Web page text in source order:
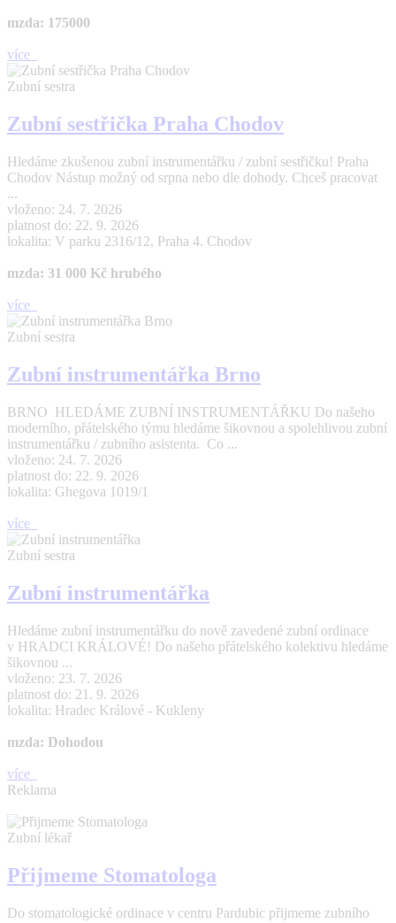
mzda: 175000
více
Zubní sestra
Zubní sestřička Praha Chodov
Hledáme zkušenou zubní instrumentářku / zubní sestřičku! Praha
Chodov Nástup možný od srpna nebo dle dohody. Chceš pracovat
...
vloženo: 24. 7. 2026
platnost do: 22. 9. 2026
lokalita: V parku 2316/12, Praha 4. Chodov
mzda: 31 000 Kč hrubého
více
Zubní sestra
Zubní instrumentářka Brno
BRNO HLEDÁME ZUBNÍ INSTRUMENTÁŘKU Do našeho
moderního, přátelského týmu hledáme šikovnou a spolehlivou zubní
instrumentářku / zubního asistenta. Co ...
vloženo: 24. 7. 2026
platnost do: 22. 9. 2026
lokalita: Ghegova 1019/1
více
Zubní sestra
Zubní instrumentářka
Hledáme zubní instrumentářku do nově zavedené zubní ordinace
v HRADCI KRÁLOVÉ! Do našeho přátelského kolektivu hledáme
šikovnou ...
vloženo: 23. 7. 2026
platnost do: 21. 9. 2026
lokalita: Hradec Králové - Kukleny
mzda: Dohodou
více
Reklama
Zubní lékař
Přijmeme Stomatologa
Do stomatologické ordinace v centru Pardubic přijmeme zubního